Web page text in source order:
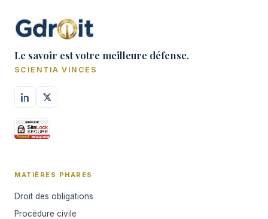
Le savoir est votre meilleure défense.
SCIENTIA VINCES
MATIÈRES PHARES
Droit des obligations
Procédure civile